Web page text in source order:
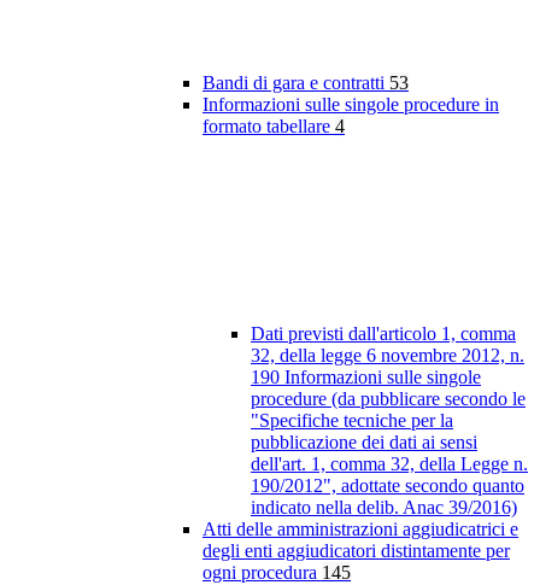
Bandi di gara e contratti 53
Informazioni sulle singole procedure in
formato tabellare 4
Dati previsti dall'articolo 1, comma
32, della legge 6 novembre 2012, n.
190 Informazioni sulle singole
procedure (da pubblicare secondo le
"Specifiche tecniche per la
pubblicazione dei dati ai sensi
dell'art. 1, comma 32, della Legge n.
190/2012", adottate secondo quanto
indicato nella delib. Anac 39/2016)
Atti delle amministrazioni aggiudicatrici e
degli enti aggiudicatori distintamente per
ogni procedura 145